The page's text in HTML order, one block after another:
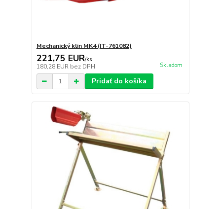
Mechanický klin MK4 (IT-761082)
221,75 EUR/ks
180,28 EUR bez DPH Skladom
Pridať do košíka